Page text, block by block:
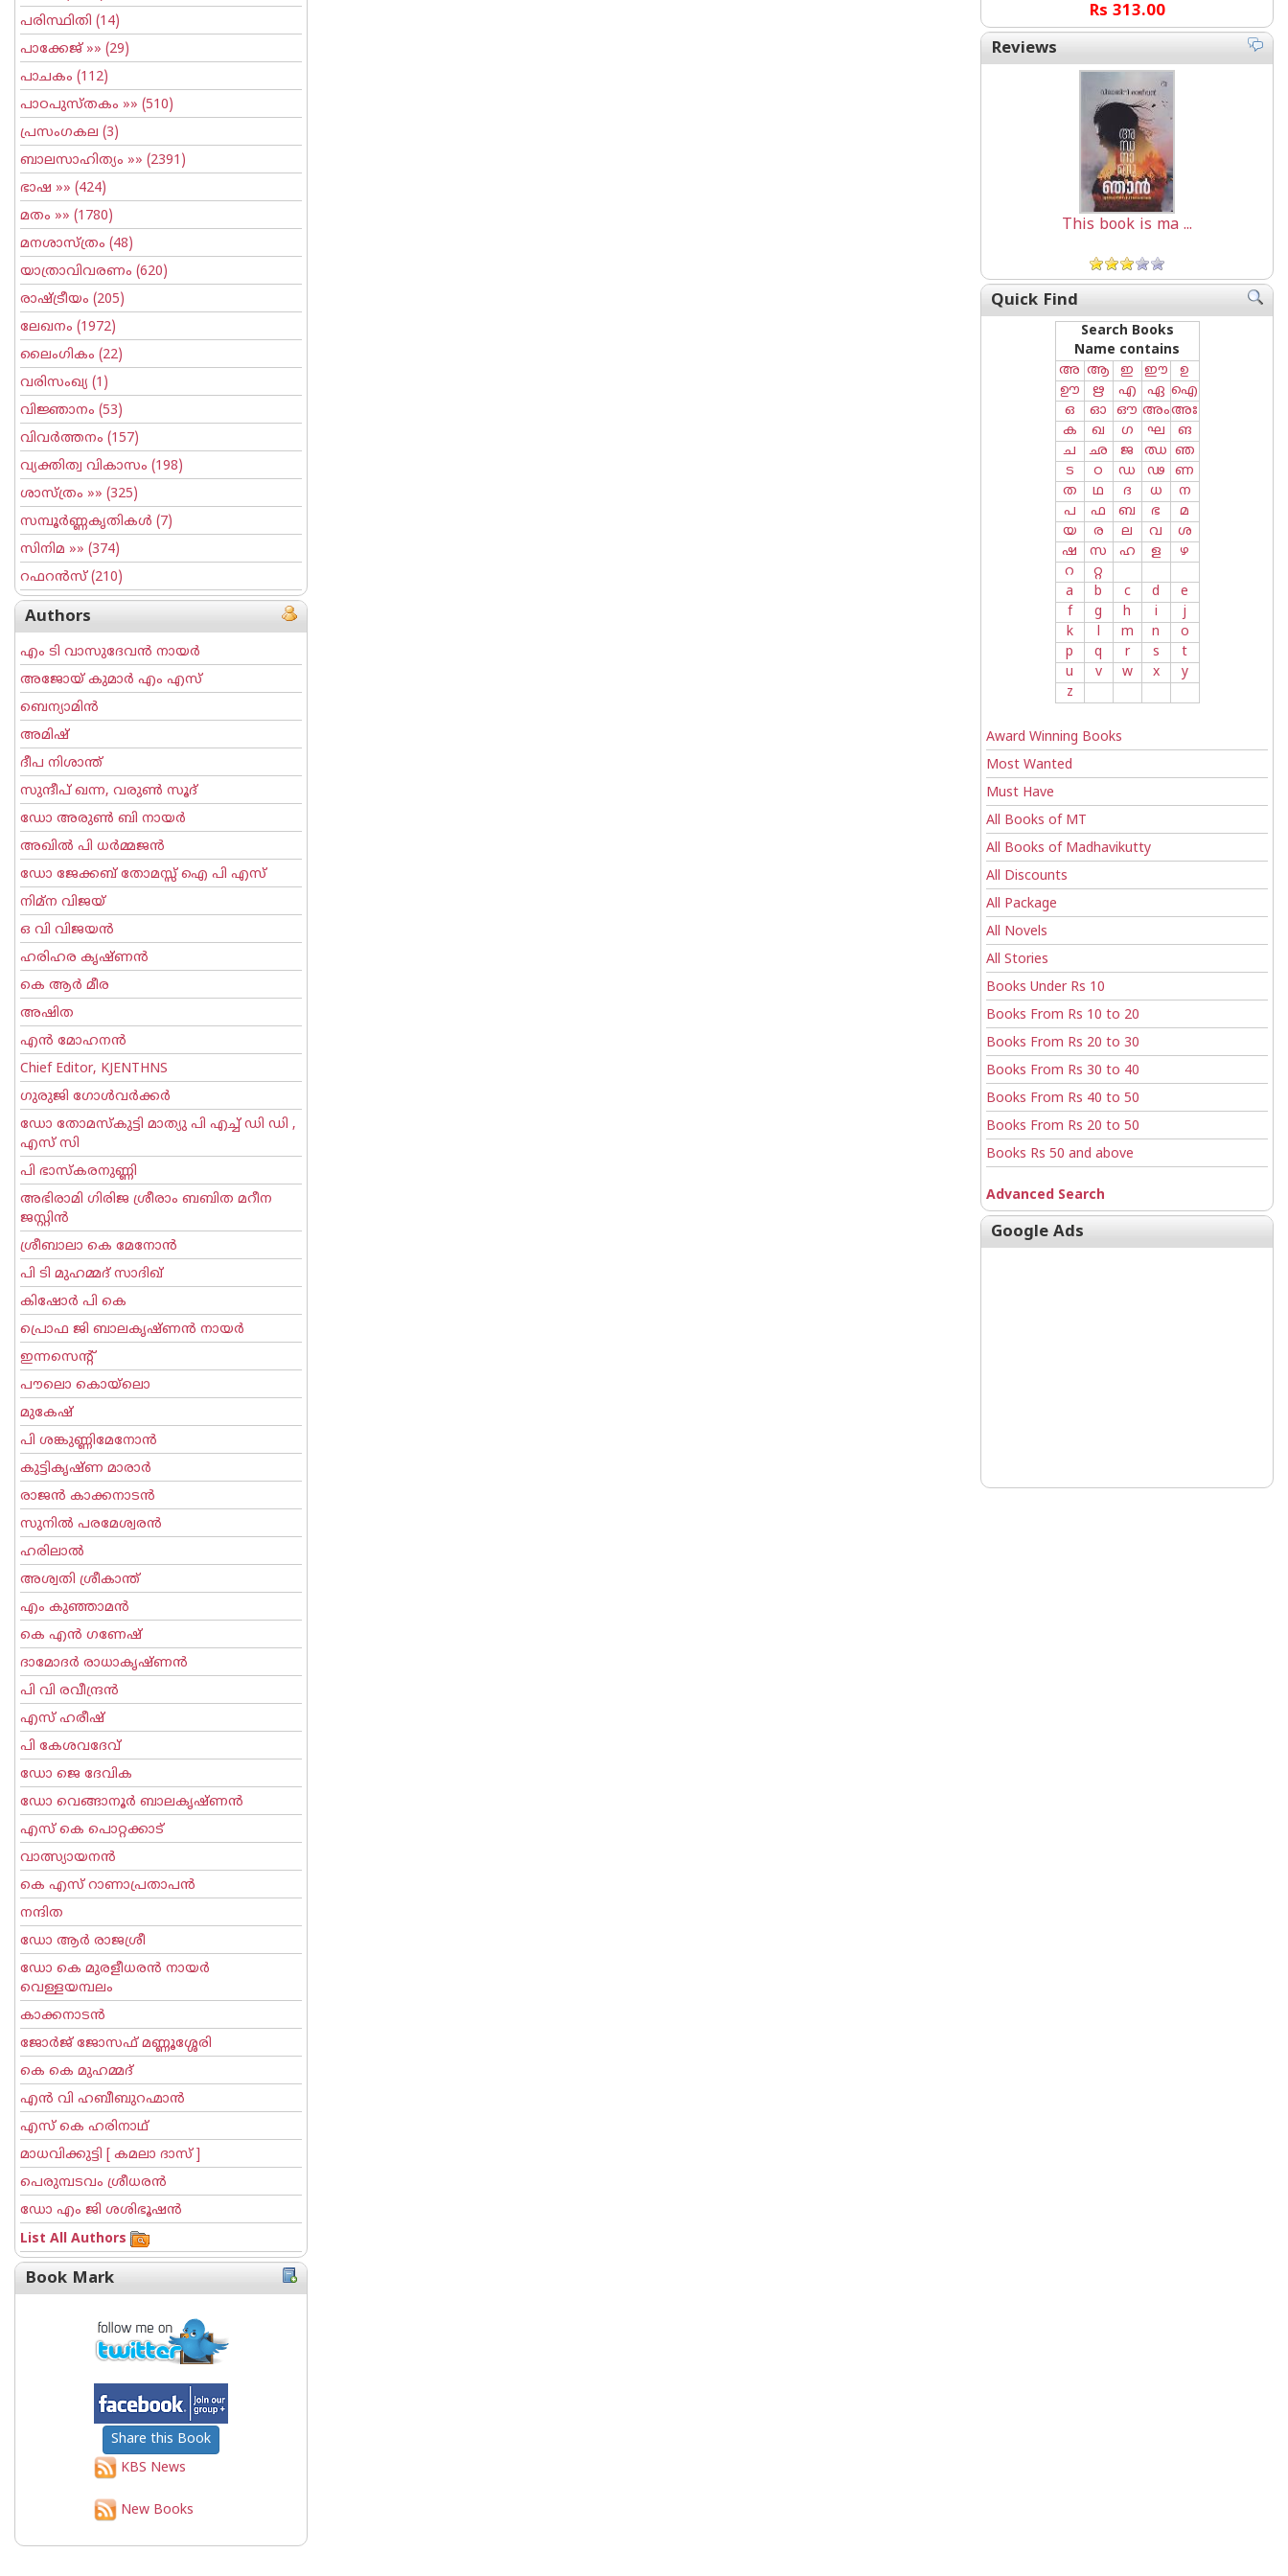
പരിസ്ഥിതി (14)
പാക്കേജ് »» (29)
പാചകം (112)
പാഠപുസ്തകം »» (510)
പ്രസംഗകല (3)
ബാലസാഹിത്യം »» (2391)
ഭാഷ »» (424)
മതം »» (1780)
മനശാസ്ത്രം (48)
യാത്രാവിവരണം (620)
രാഷ്ട്രീയം (205)
ലേഖനം (1972)
ലൈംഗികം (22)
വരിസംഖ്യ (1)
വിജ്ഞാനം (53)
വിവര്‍ത്തനം (157)
വ്യക്തിത്വ വികാസം (198)
ശാസ്ത്രം »» (325)
സമ്പൂര്‍ണ്ണകൃതികള്‍ (7)
സിനിമ »» (374)
റഫറന്‍സ്(210)
Authors
എം ടി വാസുദേവന്‍ നായര്‍
അജോയ് കുമാര്‍ എം എസ്
ബെന്യാമിന്‍
അമിഷ്
ദീപ നിശാന്ത്
സുന്ദീപ് ഖന്ന, വരുൺ സൂദ്
ഡോ അരുണ്‍ ബി നായര്‍
അഖില്‍ പി ധര്‍മ്മജന്‍
ഡോ ജേക്കബ് തോമസ്സ് ഐ പി എസ്
നിമ്ന വിജയ്
ഒ വി വിജയന്‍
ഹരിഹര കൃഷ്ണൻ
കെ ആര്‍ മീര
അഷിത
എന്‍ മോഹനന്‍
Chief Editor, KJENTHNS
ഗുരുജി ഗോള്‍‌വര്‍ക്കര്‍
ഡോ തോമസ്കുട്ടി മാത്യു പി എച്ച് ഡി ഡി ,
എസ് സി
പി ഭാസ്കരനുണ്ണി
അഭിരാമി ഗിരിജ ശ്രീരാം ബബിത മറീന
ജസ്റ്റിന്‍
ശ്രീബാലാ കെ മേനോന്‍
പി ടി മുഹമ്മദ് സാദിഖ്‌
കിഷോർ പി കെ
പ്രൊഫ ജി ബാലകൃഷ്ണന്‍ നായര്‍
ഇന്നസെന്റ്‌
പൗലൊ കൊയ്ലൊ
മുകേഷ്
പി ശങ്കുണ്ണിമേനോന്‍
കുട്ടികൃഷ്ണ മാരാര്‍
രാജന്‍ കാക്കനാടന്‍
സുനില്‍ പരമേശ്വരന്‍
ഹരിലാല്‍
അശ്വതി ശ്രീകാന്ത്
എം കുഞ്ഞാമന്‍
കെ എന്‍ ഗണേഷ്
ദാമോദർ രാധാകൃഷ്ണൻ
പി വി രവീന്ദ്രന്‍
എസ് ഹരീഷ്
പി കേശവദേവ്‌
ഡോ ജെ ദേവിക
ഡോ വെങ്ങാനൂര്‍ ബാലകൃഷ്ണന്‍
എസ്‌ കെ പൊറ്റക്കാട്‌
വാത്സ്യായനന്‍
കെ എസ് റാണാപ്രതാപന്‍
നന്ദിത
ഡോ ആര്‍ രാജശ്രീ
ഡോ കെ മുരളീധരന്‍ നായര്‍
വെള്ളയമ്പലം
കാക്കനാടന്‍
ജോര്‍ജ് ജോസഫ് മണ്ണൂശ്ശേരി
കെ കെ മുഹമ്മദ്
എന്‍ വി ഹബീബുറഹ്മാന്‍
എസ് കെ ഹരിനാഥ്
മാധവിക്കുട്ടി [ കമലാ ദാസ് ]
പെരുമ്പടവം ശ്രീധര‌ന്‍
ഡോ എം ജി ശശിഭൂഷന്‍
List All Authors
Book Mark
Share this Book
KBS News
New Books
Rs 313.00
Reviews
This book is ma ...
Quick Find
Search Books
Name contains
അ ആ ഇ ഈ
ഉ
ഊ
ഋ എ ഏ ഐ
ഒ
ഓ ഔ അംഅഃ
ക
ഖ ഗ ഘ
ങ
ച
ഛ ജ ഝ ഞ
ട
ഠ ഡ ഢ
ണ
ത
ഥ ദ ധ
ന
പ
ഫ ബ ഭ
മ
യ
ര ല വ
ശ
ഷ
സ ഹ ള
ഴ
റ
റ്റ
a
b c d
e
f
g h i
j
k
l m n
o
p
q r s
t
u
v w x
y
z
Award Winning Books
Most Wanted
Must Have
All Books of MT
All Books of Madhavikutty
All Discounts
All Package
All Novels
All Stories
Books Under Rs 10
Books From Rs 10 to 20
Books From Rs 20 to 30
Books From Rs 30 to 40
Books From Rs 40 to 50
Books From Rs 20 to 50
Books Rs 50 and above
Advanced Search
Google Ads